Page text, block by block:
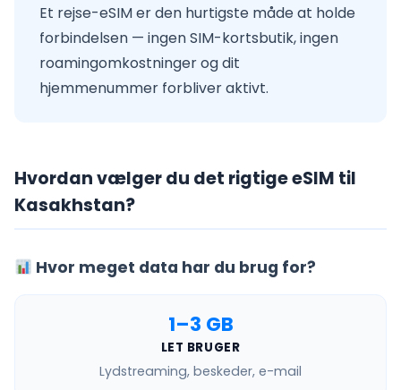
Et rejse-eSIM er den hurtigste måde at holde
forbindelsen — ingen SIM-kortsbutik, ingen
roamingomkostninger og dit
hjemmenummer forbliver aktivt.
Hvordan vælger du det rigtige eSIM til
Kasakhstan?
Hvor meget data har du brug for?
1–3 GB
LET BRUGER
Lydstreaming, beskeder, e-mail